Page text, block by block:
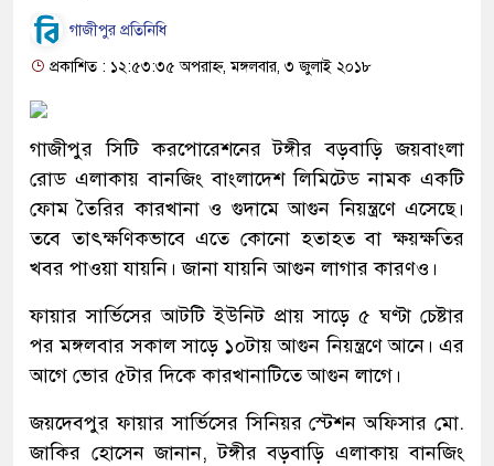
গাজীপুর প্রতিনিধি
প্রকাশিত : ১২:৫৩:৩৫ অপরাহ্ন, মঙ্গলবার, ৩ জুলাই ২০১৮
গাজীপুর সিটি করপোরেশনের টঙ্গীর বড়বাড়ি জয়বাংলা
রোড এলাকায় বানজিং বাংলাদেশ লিমিটেড নামক একটি
ফোম তৈরির কারখানা ও গুদামে আগুন নিয়ন্ত্রণে এসেছে।
তবে তাৎক্ষণিকভাবে এতে কোনো হতাহত বা ক্ষয়ক্ষতির
খবর পাওয়া যায়নি। জানা যায়নি আগুন লাগার কারণও।
ফায়ার সার্ভিসের আটটি ইউনিট প্রায় সাড়ে ৫ ঘণ্টা চেষ্টার
পর মঙ্গলবার সকাল সাড়ে ১০টায় আগুন নিয়ন্ত্রণে আনে। এর
আগে ভোর ৫টার দিকে কারখানাটিতে আগুন লাগে।
জয়দেবপুর ফায়ার সার্ভিসের সিনিয়র স্টেশন অফিসার মো.
জাকির হোসেন জানান, টঙ্গীর বড়বাড়ি এলাকায় বানজিং